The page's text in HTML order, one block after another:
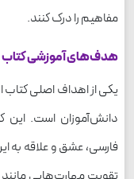
مفاهیم را درک کنند.
هدف‌های آموزشی کتاب
یکی از اهداف اصلی
دانش‌آموزان است. این
فارسی، عشق و علاقه به